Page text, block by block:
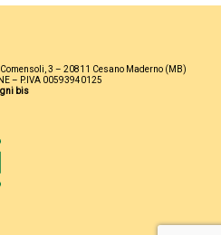
Comensoli, 3 – 20811 Cesano Maderno (MB)
– P.IVA 00593940125
bis